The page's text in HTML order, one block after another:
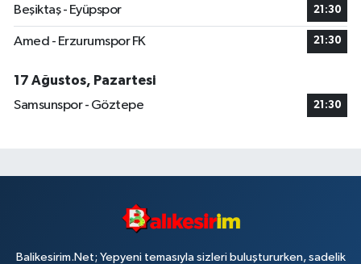
Beşiktaş - Eyüpspor 21:30
Amed - Erzurumspor FK 21:30
17 Ağustos, Pazartesi
Samsunspor - Göztepe
21:30
Balikesirim.Net; Yepyeni temasıyla sizleri buluştururken, sadelik